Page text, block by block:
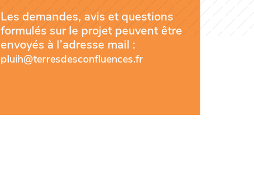
Les demandes, avis et questions
formulés sur le projet peuvent être
envoyés à l’adresse mail :
pluih@terresdesconfluences.fr